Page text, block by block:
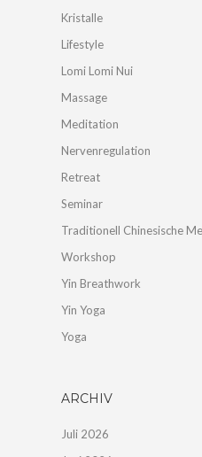
Kristalle
Lifestyle
Lomi Lomi Nui
Massage
Meditation
Nervenregulation
Retreat
Seminar
Traditionell Chinesische
Workshop
Yin Breathwork
Yin Yoga
Yoga
ARCHIV
Juli 2026